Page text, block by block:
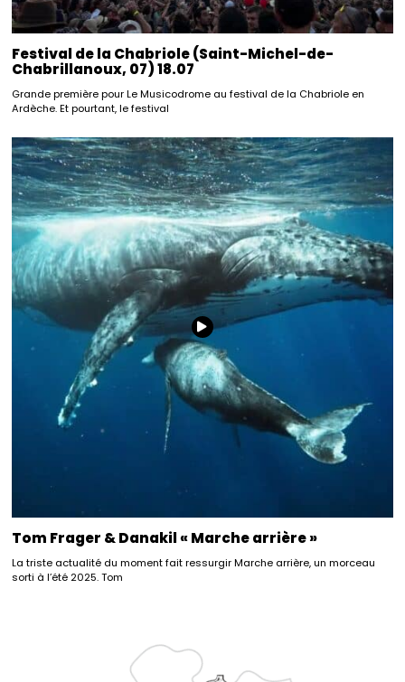
Festival de la Chabriole (Saint-Michel-de-
Chabrillanoux, 07) 18.07
Grande première pour Le Musicodrome au festival de la Chabriole en
Ardèche. Et pourtant, le festival
Tom Frager & Danakil « Marche arrière »
La triste actualité du moment fait ressurgir Marche arrière, un morceau
sorti à l’été 2025. Tom